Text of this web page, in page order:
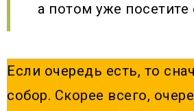
а потом уже посетите
Если очередь есть, то
собор. Скорее всего,